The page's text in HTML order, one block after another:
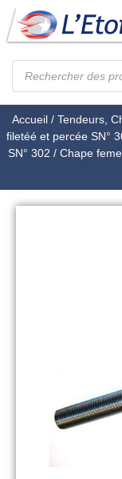
Accueil/ Tendeurs,
filetéé et percée SN°
SN° 302 / Chape